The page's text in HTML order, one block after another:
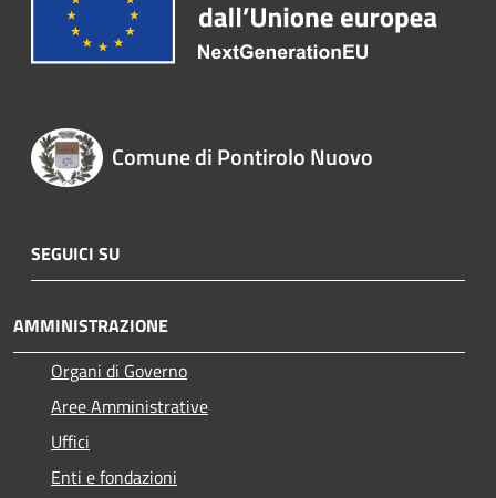
Comune di Pontirolo Nuovo
SEGUICI SU
AMMINISTRAZIONE
Organi di Governo
Aree Amministrative
Uffici
Enti e fondazioni